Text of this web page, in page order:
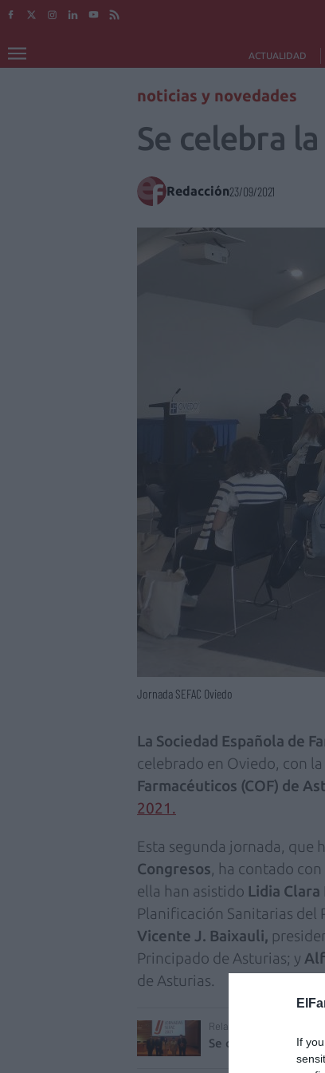
If
ACTUALIDAD
noticias y novedades
Se celebra
Redacción23/09/2021
Jornada SEFAC Oviedo
La Sociedad Española de
celebrado en Oviedo, con
Farmacéuticos (COF) de
2021.
Esta segunda jornada, que
Congresos, ha contado
ella han asistido Lidia
Planificación Sanitarias del
Vicente J. Baixauli,
Principado de Asturias; y
de Asturias.
Relacionado
Se celebra la